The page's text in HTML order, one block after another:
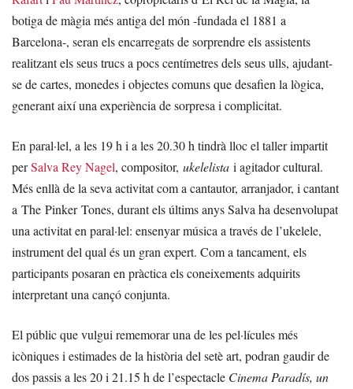
botiga de màgia més antiga del món -fundada el 1881 a
Barcelona-, seran els encarregats de sorprendre els assistents
realitzant els seus trucs a pocs centímetres dels seus ulls, ajudant-
se de cartes, monedes i objectes comuns que desafien la lògica,
generant així una experiència de sorpresa i complicitat.
En paral·lel, a les 19 h i a les 20.30 h tindrà lloc el taller impartit
perSalva Rey Nagel, compositor, ukelelista i agitador cultural.
Més enllà de la seva activitat com a cantautor, arranjador, i cantant
a The Pinker Tones, durant els últims anys Salva ha desenvolupat
una activitat en paral·lel: ensenyar música a través de l’ukelele,
instrument del qual és un gran expert. Com a tancament, els
participants posaran en pràctica els coneixements adquirits
interpretant una cançó conjunta.
El públic que vulgui rememorar una de les pel·lícules més
icòniques i estimades de la història del setè art, podran gaudir de
dos passis a les 20 i 21.15 h de l’espectacle Cinema Paradís, un